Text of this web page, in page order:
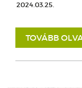
2024.03.25.
TOVÁBB